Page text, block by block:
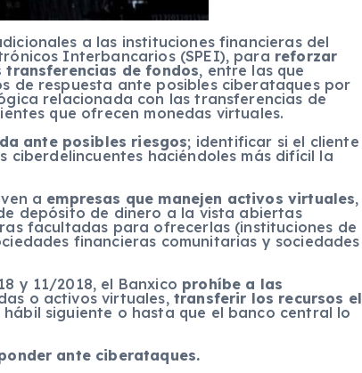
a las instituciones financieras del
Interbancarios (SPEI), para reforzar
de fondos, entre las que
de respuesta ante posibles ciberataques por
relacionada con las transferencias de
que ofrecen monedas virtuales.
ante posibles riesgos; identificar si el cliente
haciéndoles más difícil la
a empresas que manejen activos virtuales,
depósito de dinero a la vista abiertas
facultadas para ofrecerlas (instituciones de
financieras comunitarias y sociedades
y 11/2018, el Banxico prohíbe a las
o activos virtuales, transferir los recursos el
siguiente o hasta que el banco central lo
ante ciberataques.